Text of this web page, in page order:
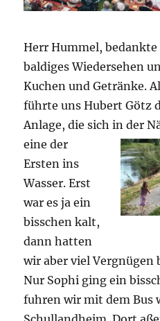
Herr Hummel,
baldiges Wiedersehen
Kuchen und Getränke.
führte uns Hubert Götz
Anlage, die sich in der
eine der
Ersten ins
Wasser. Erst
war es ja ein
bisschen kalt,
dann hatten
wir aber viel Vergnügen
Nur Sophi ging ein
fuhren wir mit dem Bus